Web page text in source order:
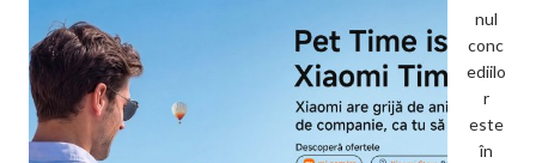
nul
conc
ediilo
r
este
în